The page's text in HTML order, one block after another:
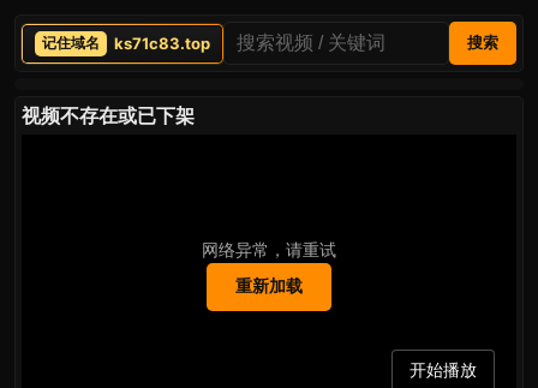
ks71c83.top 搜索
视频不存在或已下架
网络异常，请重试
重新加载
开始播放